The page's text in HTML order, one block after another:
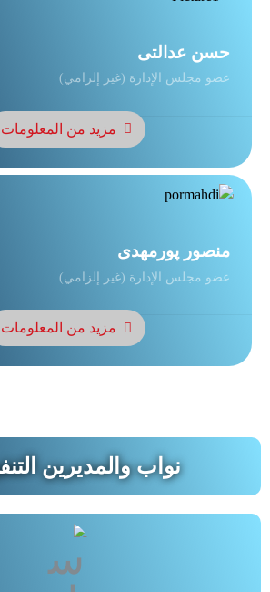
حسن عدالتی
عضو مجلس الإدارة (غير إلزامي)
مزيد من المعلومات
منصور پورمهدی
عضو مجلس الإدارة (غير إلزامي)
مزيد من المعلومات
نواب والمديرين